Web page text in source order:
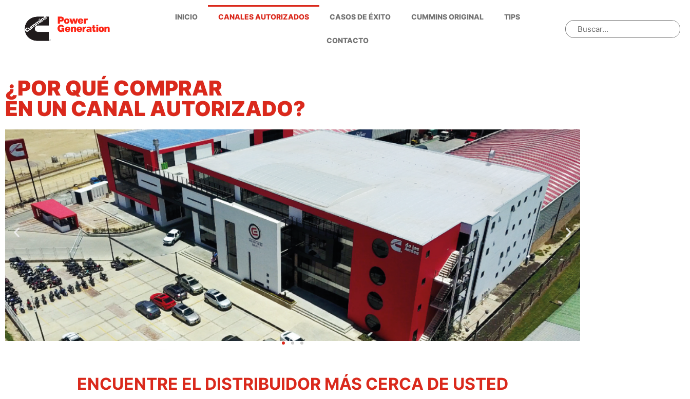
INICIO CANALES AUTORIZADOS CASOS DE ÉXITO CUMMINS ORIGINAL TIPS
CONTACTO
¿POR QUÉ COMPRAR
EN UN CANAL AUTORIZADO?
ENCUENTRE EL DISTRIBUIDOR MÁS CERCA DE USTED